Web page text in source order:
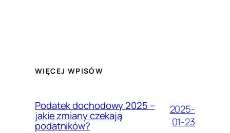
WIĘCEJ WPISÓW
Podatek dochodowy 2025 –
jakie zmiany czekają
podatników?
2025-
01-23